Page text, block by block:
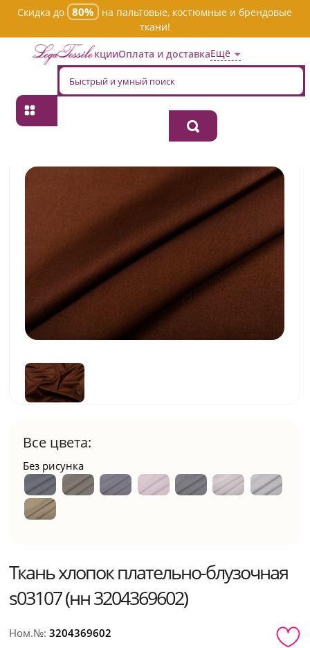
Скидка до 80%
на пальтовые, костюмные и брендовые
ткани!
АкцииОплата и доставкаЕщё
Главная
Ткань хлопок плательно-
Все цвета:
Без рисунка
Ткань хлопок плательно-блузочная
s03107 (нн 3204369602)
Ном.№:3204369602